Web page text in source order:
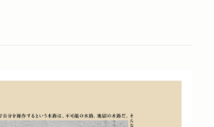
体／つくられた家族像／母性
阿闍世コンプレックス／受け継
掲載されました。「自己肯